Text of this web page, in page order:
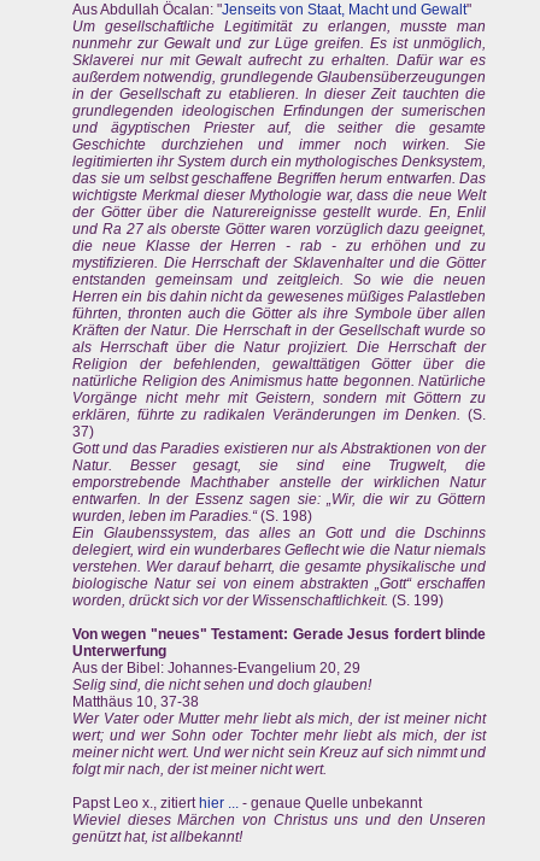
Aus Abdullah Öcalan: "Jenseits von Staat, Macht und Gewalt"
Um gesellschaftliche Legitimität zu erlangen, musste man
nunmehr zur Gewalt und zur Lüge greifen. Es ist unmöglich,
Sklaverei nur mit Gewalt aufrecht zu erhalten. Dafür war es
außerdem notwendig, grundlegende Glaubensüberzeugungen
in der Gesellschaft zu etablieren. In dieser Zeit tauchten die
grundlegenden ideologischen Erfindungen der sumerischen
und ägyptischen Priester auf, die seither die gesamte
Geschichte durchziehen und immer noch wirken. Sie
legitimierten ihr System durch ein mythologisches Denksystem,
das sie um selbst geschaffene Begriffen herum entwarfen. Das
wichtigste Merkmal dieser Mythologie war, dass die neue Welt
der Götter über die Naturereignisse gestellt wurde. En, Enlil
und Ra 27 als oberste Götter waren vorzüglich dazu geeignet,
die neue Klasse der Herren - rab - zu erhöhen und zu
mystifizieren. Die Herrschaft der Sklavenhalter und die Götter
entstanden gemeinsam und zeitgleich. So wie die neuen
Herren ein bis dahin nicht da gewesenes müßiges Palastleben
führten, thronten auch die Götter als ihre Symbole über allen
Kräften der Natur. Die Herrschaft in der Gesellschaft wurde so
als Herrschaft über die Natur projiziert. Die Herrschaft der
Religion der befehlenden, gewalttätigen Götter über die
natürliche Religion des Animismus hatte begonnen. Natürliche
Vorgänge nicht mehr mit Geistern, sondern mit Göttern zu
erklären, führte zu radikalen Veränderungen im Denken. (S.
37)
Gott und das Paradies existieren nur als Abstraktionen von der
Natur. Besser gesagt, sie sind eine Trugwelt, die
emporstrebende Machthaber anstelle der wirklichen Natur
entwarfen. In der Essenz sagen sie: „Wir, die wir zu Göttern
wurden, leben im Paradies.“(S. 198)
Ein Glaubenssystem, das alles an Gott und die Dschinns
delegiert, wird ein wunderbares Geflecht wie die Natur niemals
verstehen. Wer darauf beharrt, die gesamte physikalische und
biologische Natur sei von einem abstrakten „Gott“ erschaffen
worden, drückt sich vor der Wissenschaftlichkeit. (S. 199)
Von wegen "neues" Testament: Gerade Jesus fordert blinde
Unterwerfung
Aus der Bibel: Johannes-Evangelium 20, 29
Selig sind, die nicht sehen und doch glauben!
Matthäus 10, 37-38
Wer Vater oder Mutter mehr liebt als mich, der ist meiner nicht
wert; und wer Sohn oder Tochter mehr liebt als mich, der ist
meiner nicht wert. Und wer nicht sein Kreuz auf sich nimmt und
folgt mir nach, der ist meiner nicht wert.
Papst Leo x., zitiert hier ... - genaue Quelle unbekannt
Wieviel dieses Märchen von Christus uns und den Unseren
genützt hat, ist allbekannt!